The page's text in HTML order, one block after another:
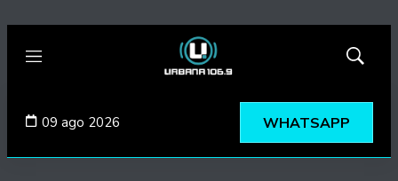
Menú
Mostrar
09 ago 2026 WHATSAPP